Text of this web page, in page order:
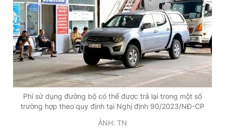
Theo dõi báo trên
Hotline
0906 645 777
Liên hệ quảng cáo
0908 780 404
Đặt báo Quảng cáo RSS Tòa soạn Chính sách bảo
Tổng biên tập: Nguyễn Ngọc Toàn
Phí sử dụng đường bộ có thể được trả lại trong một số
trường hợp theo quy định tại Nghị định 90/2023/NĐ-CP
ẢNH: TN